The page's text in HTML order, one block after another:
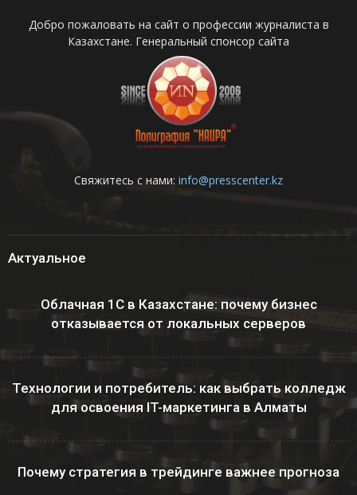
Добро пожаловать на сайт о профессии журналиста в
Казахстане. Генеральный спонсор сайта
Свяжитесь с нами: info@presscenter.kz
Актуальное
Облачная 1С в Казахстане: почему бизнес
отказывается от локальных серверов
Технологии и потребитель: как выбрать колледж
для освоения IT-маркетинга в Алматы
Почему стратегия в трейдинге важнее прогноза